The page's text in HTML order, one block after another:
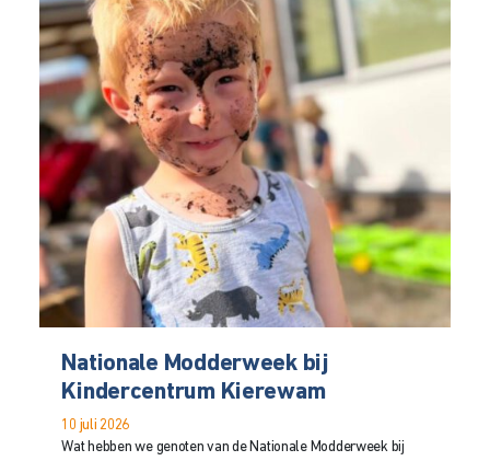
Nationale Modderweek bij
Kindercentrum Kierewam
10 juli 2026
Wat hebben we genoten van de Nationale Modderweek bij